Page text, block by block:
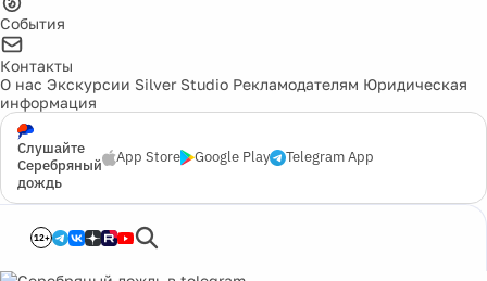
События
Контакты
О нас Экскурсии Silver Studio Рекламодателям Юридическая
информация
Слушайте
Серебряный
дождь
App Store Google Play Telegram App
12+